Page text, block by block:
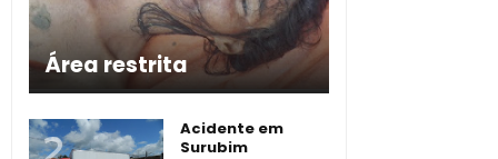
Área restrita
Acidente em
Surubim